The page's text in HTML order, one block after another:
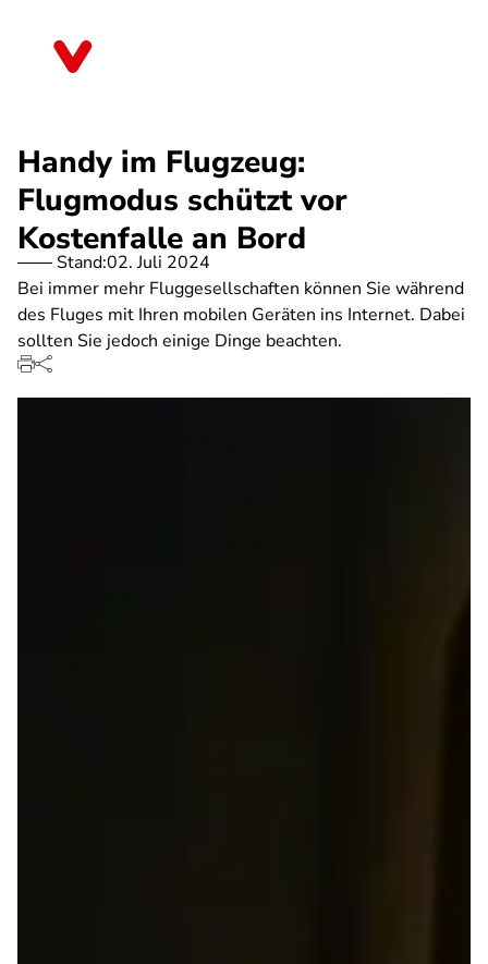
Handy im Flugzeug:
Flugmodus schützt vor
Kostenfalle an Bord
Stand:02. Juli 2024
Bei immer mehr Fluggesellschaften können Sie während
des Fluges mit Ihren mobilen Geräten ins Internet. Dabei
sollten Sie jedoch einige Dinge beachten.